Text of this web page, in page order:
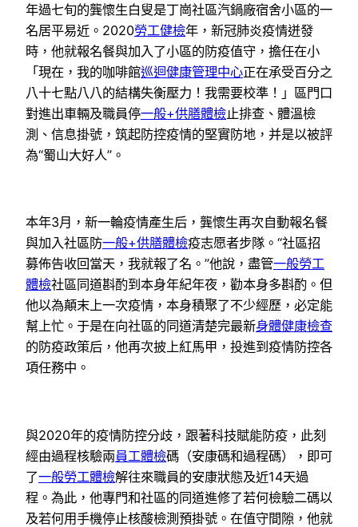
年過七旬的龔懷生白叟是丁崗社區汽鍋廠宿舍小區的一
名居平易近。2020勞工健檢年，新冠肺炎疫情迸發
時，他就報名餐與加入了小區的防疫值守，擔任在小
「現在，我的咖啡館巡迴健康管理中心正在承受百分之
八十七點八八的結構失衡壓力！我需要校準！」區門口
對進出車輛及職員停一般+供膳體檢止排查、體溫檢
測、信息掛號，筑起防控疫情的堅實防地，并是以被評
為“蜀山大好人”。
本年3月，新一輪疫情產生后，龔懷生再次自動報名餐
與加入社區防一般+供膳體檢疫志愿者步隊。“社區招
募佈告收回當天，我就報了名。”他說，盡管一般勞工
體檢社區同道斟酌到本身年紀年夜，勸本身多斟酌。但
他以為顛末上一次疫情，本身積聚了不少經歷，必定能
幫上忙。于是在向社區的同道清楚完最新身體健康檢查
的防疫政策后，他再次披上紅馬甲，投進到疫情防控各
項任務中。
與2020年的疫情防控分歧，跟著科技賦能防疫，此刻
經由過程核驗兩員工體檢碼（安康碼和過程碼），即可
了一般勞工體檢解往來職員的安康狀態及近14天過
程。為此，他專門和社區的同道進修了若何檢驗二碼以
及若何用手機停止核酸檢測預掛號。在值守間隙，他就